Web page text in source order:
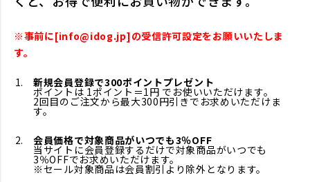
※事前に[info@idog.jp]の受信許可設定をお願いいたしま
す。
新規会員登録で300ポイントプレゼント
ポイントは 1ポイント＝1円 でお使いいただけます。
2回目のご注文から最大300円引きでお求めいただけま
す。
会員価格で対象商品がいつでも3％OFF
当サイトに会員登録するだけで対象商品がいつでも
3％OFFでお求めいただけます。
※セール対象商品は会員割引より除外となります。